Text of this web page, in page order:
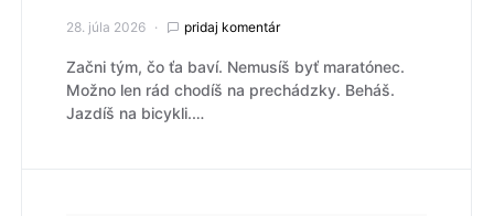
28. júla 2026 pridaj komentár
Začni tým, čo ťa baví. Nemusíš byť maratónec.
Možno len rád chodíš na prechádzky. Beháš.
Jazdíš na bicykli.…